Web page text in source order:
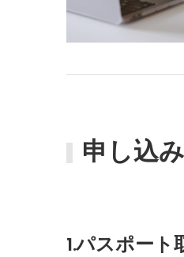
申し込
1.パスポート